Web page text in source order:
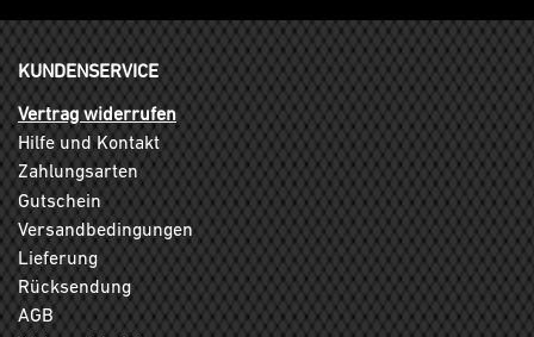
KUNDENSERVICE
Vertrag widerrufen
Hilfe und Kontakt
Zahlungsarten
Gutschein
Versandbedingungen
Lieferung
Rücksendung
AGB